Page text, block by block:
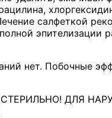
салфеткой
эпителизации
нет. Побочные
ДЛЯ